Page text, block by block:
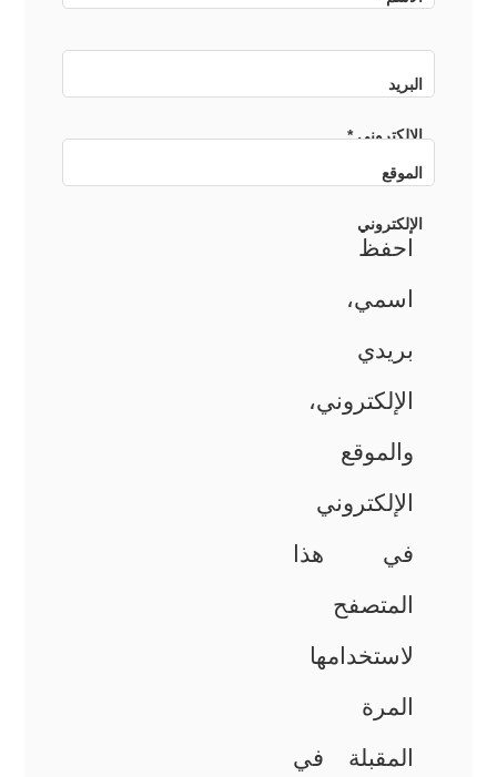
البريد
الإلكتروني*
الموقع
الإلكتروني
احفظ
اسمي،
بريدي
الإلكتروني،
والموقع
الإلكتروني
في هذا
المتصفح
لاستخدامها
المرة
المقبلة في